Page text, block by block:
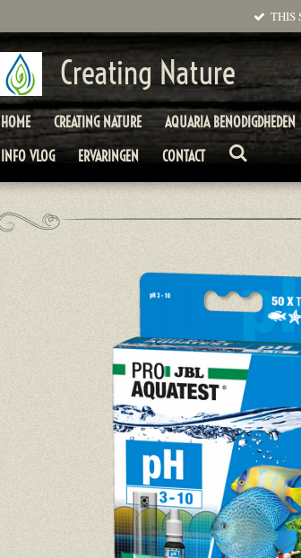
THIS
Creating Nature
HOME CREATING NATURE AQUARIA BENODIGDHEDEN
INFO VLOG
ERVARINGEN CONTACT